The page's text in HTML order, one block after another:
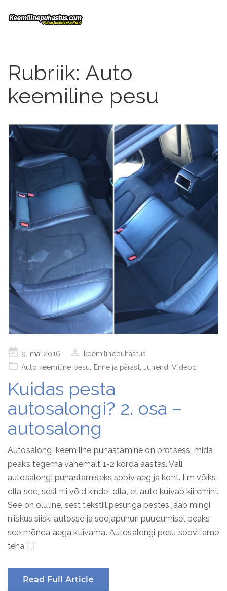
Rubriik:Auto
keemiline pesu
Posted
on
9. mai 2016
keemilinepuhastus
Auto keemiline pesu, Enne ja pärast,Juhend,Videod
Kuidas pesta
autosalongi? 2. osa –
autosalong
Autosalongi keemiline puhastamine on protsess, mida
peaks tegema vähemalt 1-2 korda aastas. Vali
autosalongi puhastamiseks sobiv aeg ja koht. Ilm võiks
olla soe, sest nii võid kindel olla, et auto kuivab kiiremini.
See on oluline, sest tekstiilipesuriga pestes jääb mingi
niiskus siiski autosse ja soojapuhuri puudumisel peaks
see mõnda aega kuivama. Autosalongi pesu soovitame
teha […]
Read Full Article